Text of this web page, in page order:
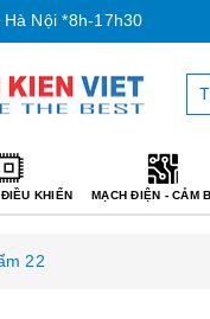
Nội *8h-17h30
KHIỂN MẠCH ĐIỆN - CẢM
22